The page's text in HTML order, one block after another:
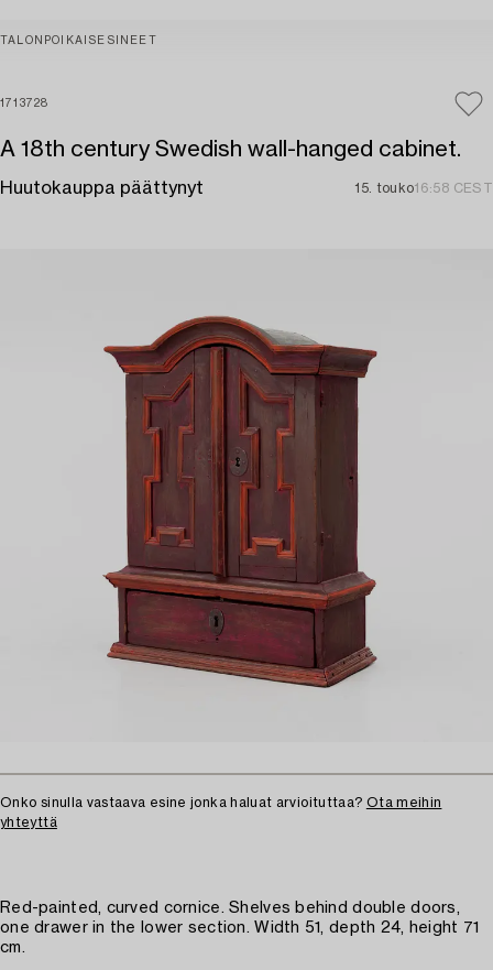
TALONPOIKAISESINEET
1713728
A 18th century Swedish wall-hanged cabinet.
Huutokauppa päättynyt 15. touko16:58 CEST
Onko sinulla vastaava esine jonka haluat arvioituttaa? Ota meihin
yhteyttä
Red-painted, curved cornice. Shelves behind double doors,
one drawer in the lower section. Width 51, depth 24, height 71
cm.